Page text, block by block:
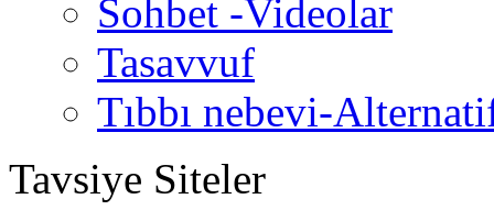
Sohbet -Videolar
Tasavvuf
Tıbbı nebevi-
Tavsiye Siteler